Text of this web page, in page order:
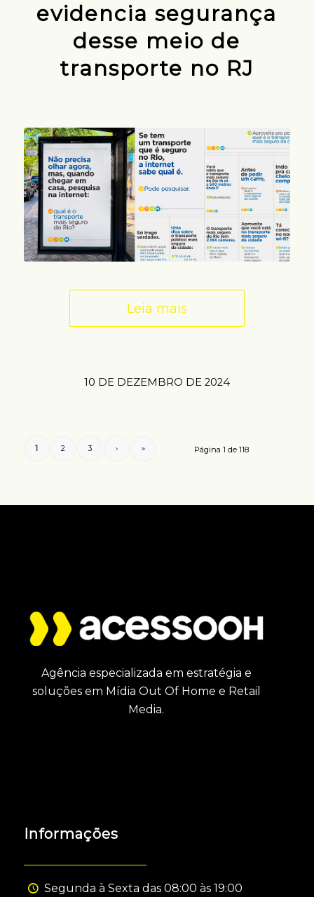
evidencia segurança
desse meio de
transporte no RJ
Leia mais
10 DE DEZEMBRO DE 2024
Página 1 de 118
1 2 3 › »
Agência especializada em estratégia e
soluções em Mídia Out Of Home e Retail
Media.
Informações
Segunda à Sexta das 08:00 às 19:00